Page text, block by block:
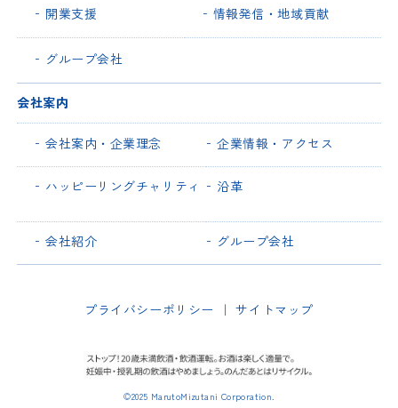
開業支援 情報発信・地域貢献
グループ会社
会社案内
会社案内・企業理念 企業情報・アクセス
ハッピーリングチャリティ 沿革
会社紹介 グループ会社
プライバシーポリシー ｜ サイトマップ
©2025 MarutoMizutani Corporation.